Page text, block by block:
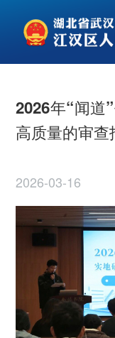
2026年“闻道
高质量的审查
2026-03-16